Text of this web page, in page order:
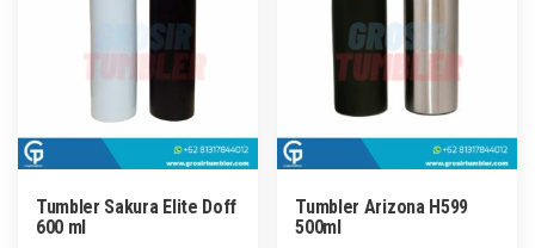
Tumbler Sakura Elite Doff
600 ml
Tumbler Arizona H599
500ml